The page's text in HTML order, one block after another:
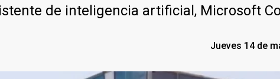
de inteligencia artificial, Microsoft
Jueves 14 de